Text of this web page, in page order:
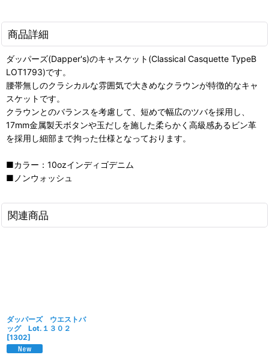
商品詳細
ダッパーズ(Dapper's)のキャスケット(Classical Casquette TypeB
LOT1793)です。
腰帯無しのクラシカルな雰囲気で大きめなクラウンが特徴的なキャ
スケットです。
クラウンとのバランスを考慮して、短めで幅広のツバを採用し、
17mm金属製天ボタンや玉だしを施した柔らかく高級感あるビン革
を採用し細部まで拘った仕様となっております。
■カラー：10ozインディゴデニム
■ノンウォッシュ
関連商品
ダッパーズ ウエストバ
ッグ Lot.１３０２
[1302]